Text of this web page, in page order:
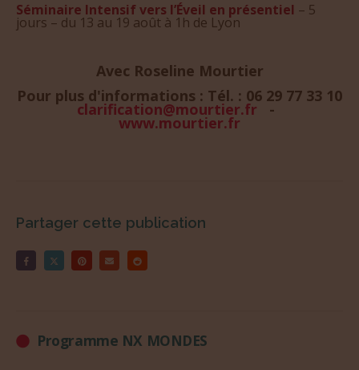
Séminaire Intensif vers l’Éveil en présentiel – 5
jours – du 13 au 19 août à 1h de Lyon
Avec Roseline Mourtier
Pour plus d'informations : Tél. : 06 29 77 33 10
clarification@mourtier.fr -
www.mourtier.fr
Partager cette publication
Programme NX MONDES